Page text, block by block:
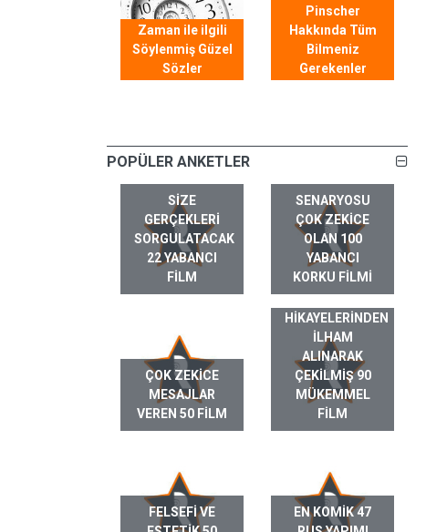
Zaman ile ilgili
Söylenmiş Güzel
Sözler
Pinscher
Hakkında Tüm
Bilmeniz
Gerekenler
POPÜLER ANKETLER
SIZE
GERÇEKLERI
SORGULATACAK
22 YABANCI
FILM
SENARYOSU
ÇOK ZEKICE
OLAN 100
YABANCI
KORKU FILMI
ÇOK ZEKICE
MESAJLAR
VEREN 50 FILM
GERÇEK HAYAT
HIKAYELERINDEN
ILHAM
ALINARAK
ÇEKILMIŞ 90
MÜKEMMEL
FILM
FELSEFI VE
EN KOMIK 47